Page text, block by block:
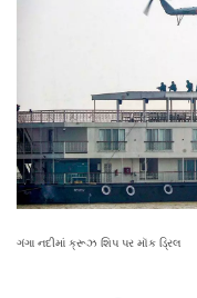
ગંગા નદીમાં ક્રૂઝ શિપ પર મૉક ડ્રિલ